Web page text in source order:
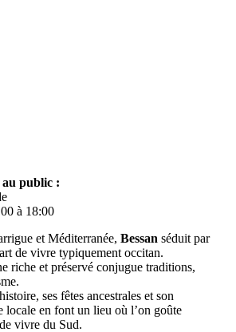
public :
à 18:00
et Méditerranée, Bessan séduit par
de vivre typiquement occitan.
riche et préservé conjugue traditions,
ses fêtes ancestrales et son
locale en font un lieu où l’on goûte
vivre du Sud.